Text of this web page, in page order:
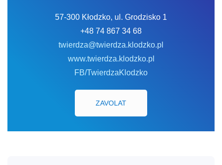
57-300 Kłodzko, ul. Grodzisko 1
+48 74 867 34 68
twierdza@twierdza.klodzko.pl
www.twierdza.klodzko.pl
FB/TwierdzaKlodzko
ZAVOLAT